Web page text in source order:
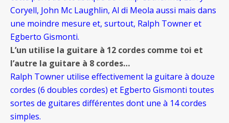
Coryell, John Mc Laughlin, Al di Meola aussi mais dans
une moindre mesure et, surtout, Ralph Towner et
Egberto Gismonti.
L’un utilise la guitare à 12 cordes comme toi et
l’autre la guitare à 8 cordes…
Ralph Towner utilise effectivement la guitare à douze
cordes (6 doubles cordes) et Egberto Gismonti toutes
sortes de guitares différentes dont une à 14 cordes
simples.